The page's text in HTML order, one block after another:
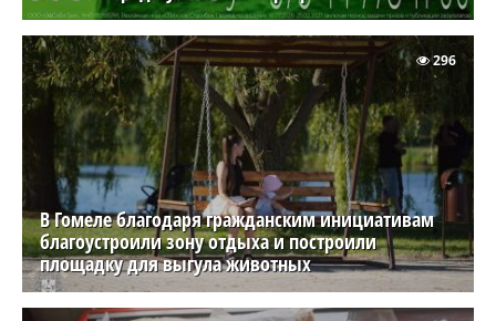
В Гомеле благодаря гражданским инициативам
благоустроили зону отдыха и построили
площадку для выгула животных
296